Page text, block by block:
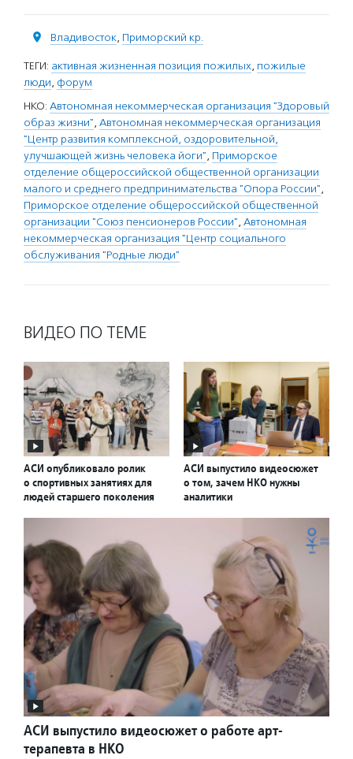
Владивосток, Приморский кр.
ТЕГИ: активная жизненная позиция пожилых, пожилые
люди, форум
НКО: Автономная некоммерческая организация "Здоровый
образ жизни", Автономная некоммерческая организация
"Центр развития комплексной, оздоровительной,
улучшающей жизнь человека йоги", Приморское
отделение общероссийской общественной организации
малого и среднего предпринимательства "Опора России",
Приморское отделение общероссийской общественной
организации "Союз пенсионеров России", Автономная
некоммерческая организация "Центр социального
обслуживания "Родные люди"
ВИДЕО ПО ТЕМЕ
АСИ опубликовало ролик
о спортивных занятиях для
людей старшего поколения
АСИ выпустило видеосюжет
о том, зачем НКО нужны
аналитики
АСИ выпустило видеосюжет о работе арт-
терапевта в НКО